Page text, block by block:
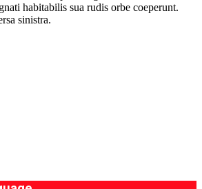
habitabilis sua rudis orbe coeperunt.
sinistra.